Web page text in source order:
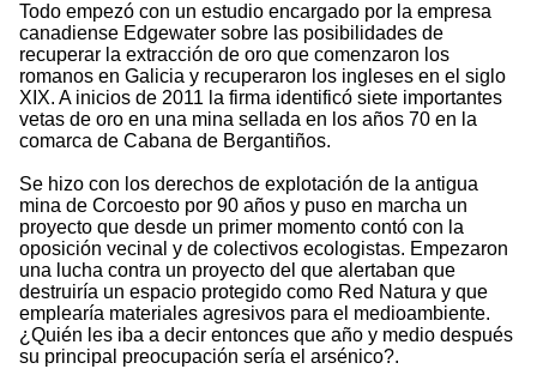
Todo empezó con un estudio encargado por la empresa
canadiense Edgewater sobre las posibilidades de
recuperar la extracción de oro que comenzaron los
romanos en Galicia y recuperaron los ingleses en el siglo
XIX. A inicios de 2011 la firma identificó siete importantes
vetas de oro en una mina sellada en los años 70 en la
comarca de Cabana de Bergantiños.
Se hizo con los derechos de explotación de la antigua
mina de Corcoesto por 90 años y puso en marcha un
proyecto que desde un primer momento contó con la
oposición vecinal y de colectivos ecologistas. Empezaron
una lucha contra un proyecto del que alertaban que
destruiría un espacio protegido como Red Natura y que
emplearía materiales agresivos para el medioambiente.
¿Quién les iba a decir entonces que año y medio después
su principal preocupación sería el arsénico?.